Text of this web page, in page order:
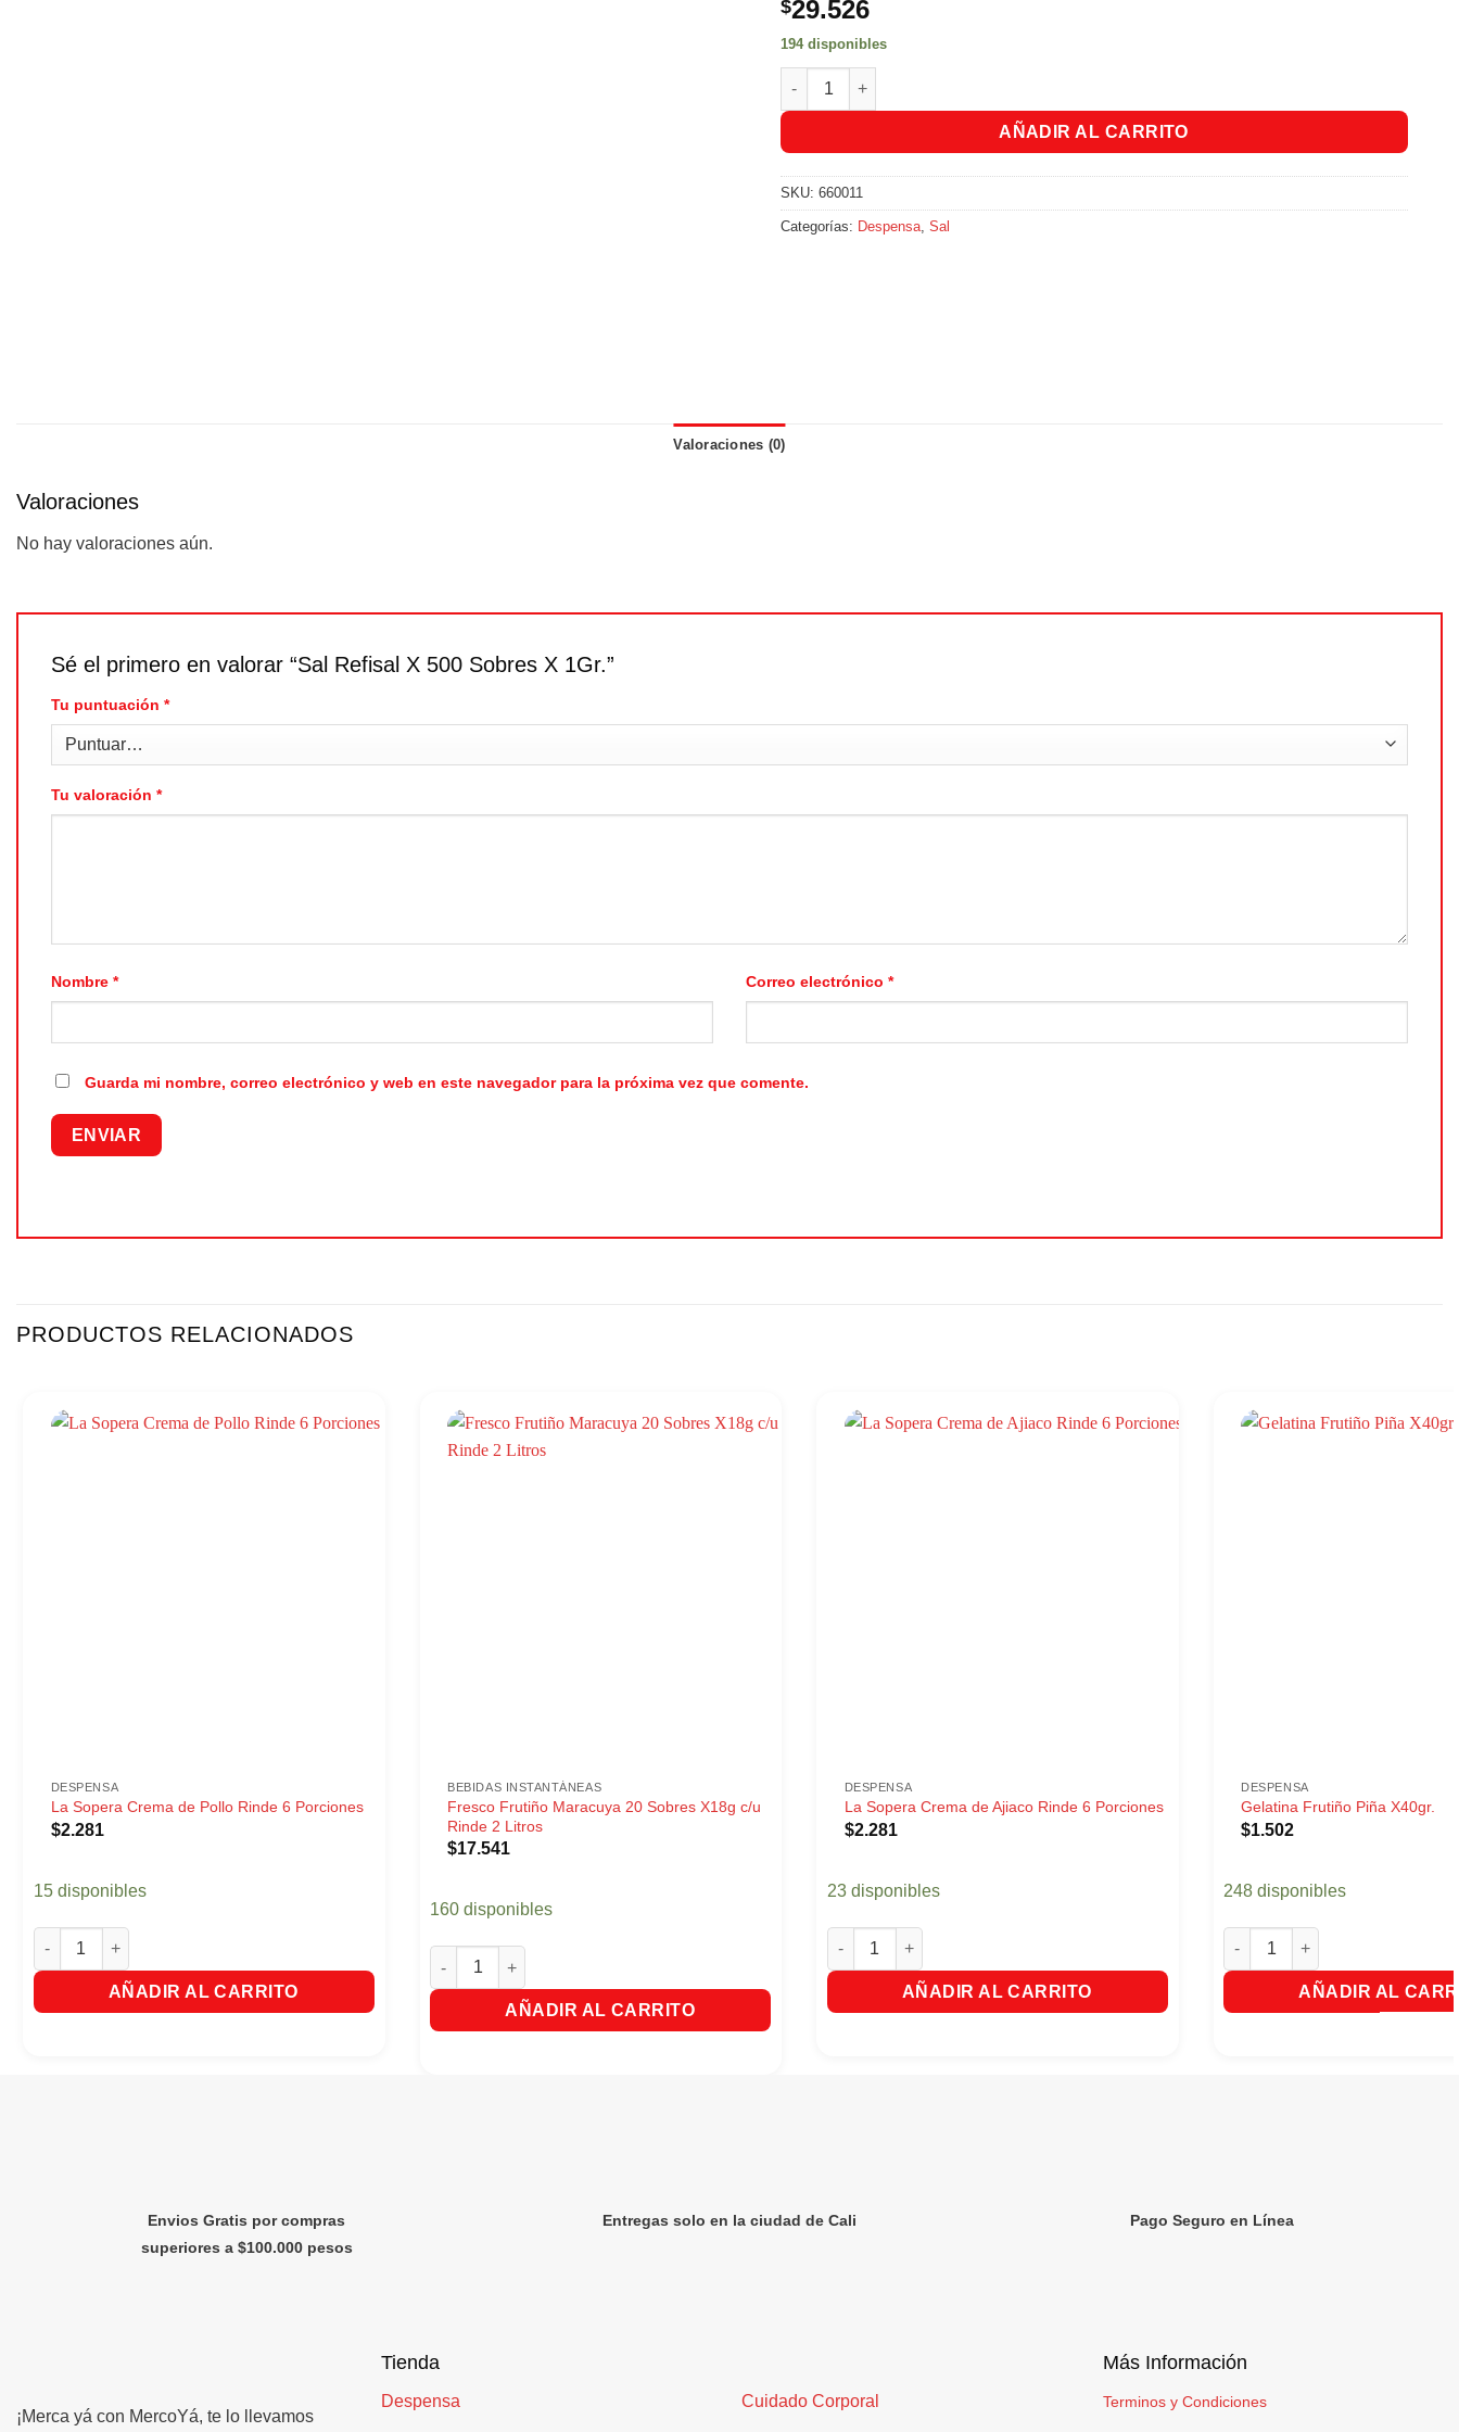
$29.526
194 disponibles
Sal Refisal X 500 Sobres X 1Gr. cantidad
AÑADIR AL CARRITO
SKU:660011
Categorías: Despensa ,Sal
Valoraciones (0)
Valoraciones
No hay valoraciones aún.
Sé el primero en valorar “Sal Refisal X 500 Sobres X 1Gr.”
Tu puntuación *
Tu valoración *
Nombre * Correo electrónico *
Guarda mi nombre, correo electrónico y web en este navegador para la próxima vez que comente.
PRODUCTOS RELACIONADOS
DESPENSA
La Sopera Crema de Pollo Rinde 6 Porciones
$2.281
15 disponibles
La Sopera Crema de Pollo Rinde 6 Porciones cantidad
AÑADIR AL CARRITO
BEBIDAS INSTANTÁNEAS
Fresco Frutiño Maracuya 20 Sobres X18g c/u
Rinde 2 Litros
$17.541
160 disponibles
Fresco Frutiño Maracuya 20 Sobres X18g c/u Rinde 2 Litros cantidad
AÑADIR AL CARRITO
DESPENSA
La Sopera Crema de Ajiaco Rinde 6 Porciones
$2.281
23 disponibles
La Sopera Crema de Ajiaco Rinde 6 Porciones cantidad
AÑADIR AL CARRITO
DESPENSA
Gelatina Frutiño Piña X40gr.
$1.502
248 disponibles
Gelatina Frutiño Piña X40gr.
AÑADIR AL
Envios Gratis por compras
superiores a $100.000 pesos
Entregas solo en la ciudad de Cali Pago Seguro en Línea
¡Merca yá con MercoYá, te lo llevamos
Tienda
Despensa Cuidado Corporal
Más Información
Terminos y Condiciones